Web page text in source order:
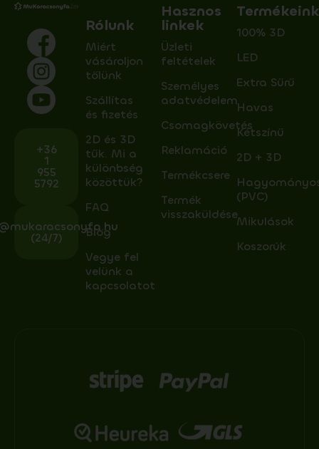
+36
1
955
5792
(24/7)
Rólunk
Miért
vásároljon
tőlünk
Szállítas
és fizetés
2D és 3D
tűk. Mi a
különbség
közöttük?
FAQ
Blog
Vegye fel
velünk a
kapcsolatot
Hasznos
linkek
Üzleti
feltételek
Személyes
adatvédelem
Csomagkövetés
Reklamáció
Termékcsere
Termék
visszaküldése
100% 3D
LED
Extra Sűrű
Havas
Kétszínű
2D + 3D
(PVC)
Mikulások
Koszorúk